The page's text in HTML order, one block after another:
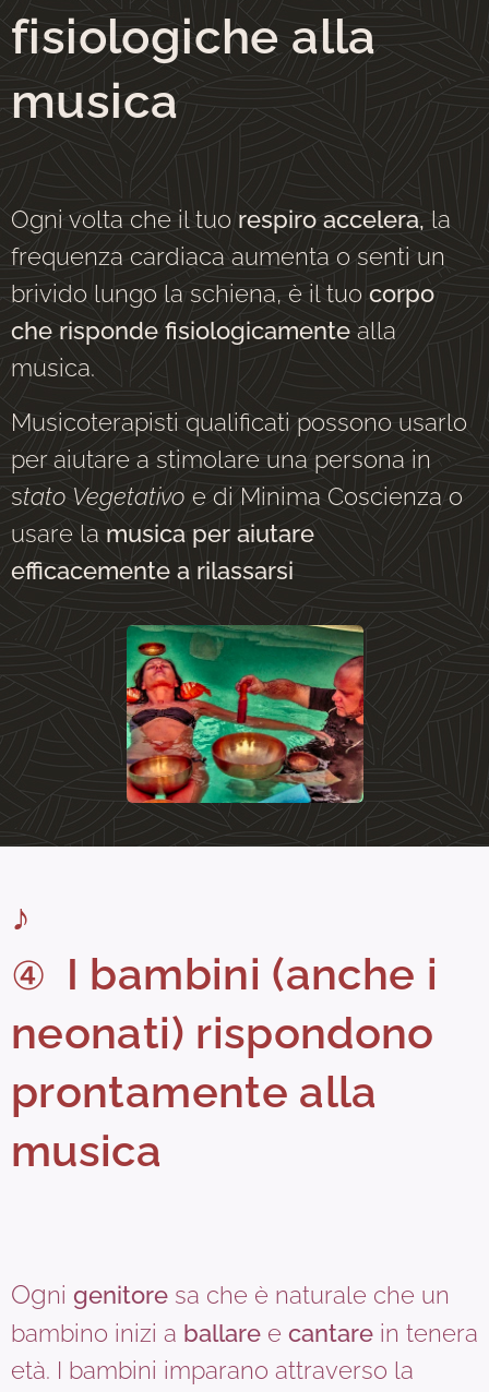
fisiologiche alla
musica
Ogni volta che il tuorespiro accelera, la
frequenza cardiaca aumenta o senti un
brivido lungo la schiena, è il tuo corpo
che risponde fisiologicamentealla
musica.
Musicoterapisti qualificati possono usarlo
per aiutare a stimolare una persona in
stato Vegetativo e di Minima Coscienza o
usare lamusica per aiutare
efficacemente a rilassarsi
♪
④ I bambini (anche i
neonati) rispondono
prontamente alla
musica
Ogni genitore sa che è naturale che un
bambino inizi a ballare e cantare in tenera
età. I bambini imparano attraverso la